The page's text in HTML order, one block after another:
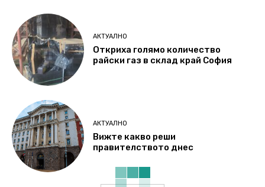
АКТУАЛНО
Откриха голямо количество
райски газ в склад край София
АКТУАЛНО
Вижте какво реши
правителството днес